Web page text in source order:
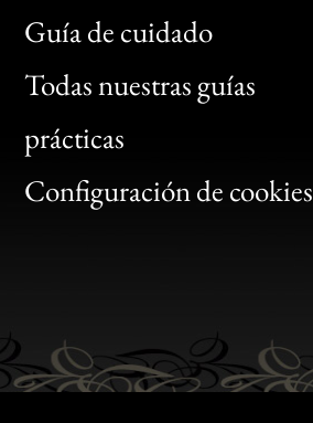
Guía de cuidado
Todas nuestras guías
prácticas
Configuración de cookies